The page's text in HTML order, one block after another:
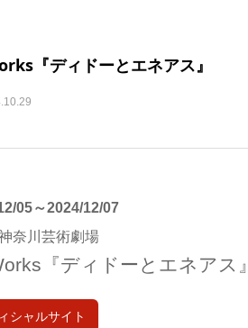
『ディドーとエネアス』
05～2024/12/07
奈川芸術劇場
『ディドーとエネアス』
シャルサイト